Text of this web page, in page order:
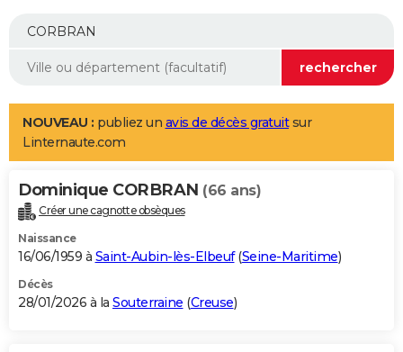
Essais
Réserver un essai
Citadines
Berlines
SUV
Forum auto
+
Mobiles
Meilleur smartphone
Internet
Ordinateurs
Jeux vidéo
Guide high-tech
Aménagement intérieur
LIFESTYLE
Art de vivre
Bien-être
Loisirs
Mode
Modes de vie
Alimentation
Guide de la santé
Maladies
Médicaments
Sommeil
VOYAGE
Destinations
City break
Voyage nature
Voyage de noces
Forum
Climat
+PHOTO
GUIDES D'ACHAT
BONS PLANS
NOUVEAU : publiez un avis de décès gratuitsur
Linternaute.com
Dominique CORBRAN (66 ans)
Créer une cagnotte obsèques
Naissance
16/06/1959 à Saint-Aubin-lès-Elbeuf(Seine-Maritime)
Décès
28/01/2026 à la Souterraine (Creuse)